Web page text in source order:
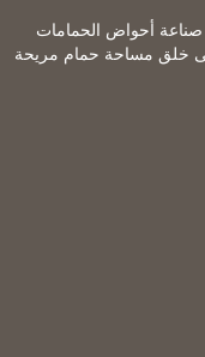
صناعة أحواض الحمامات
خلق مساحة حمام مريحة